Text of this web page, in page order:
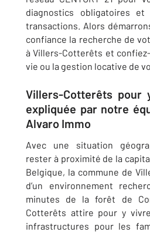
diagnostics obligatoires
transactions. Alors
confiance la recherche de
à Villers-Cotterêts et
vie ou la gestion locative de
Villers-Cotterêts pour
expliquée par notre
Alvaro Immo
Avec une situation
rester à proximité de la
Belgique, la commune de
d’un environnement
minutes de la forêt de
Cotterêts attire pour y
infrastructures pour les